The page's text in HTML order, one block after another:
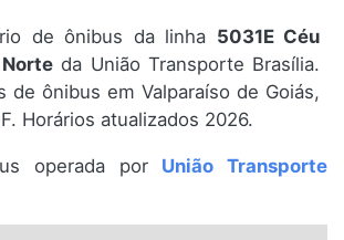
de ônibus da linha 5031E Céu
da União Transporte Brasília.
de ônibus em Valparaíso de Goiás,
Horários atualizados 2026.
operada por União Transporte